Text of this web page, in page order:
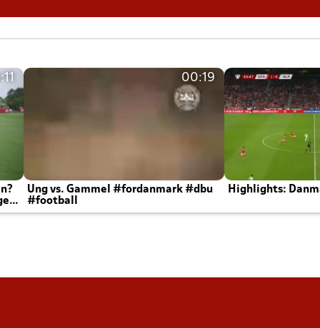
00:19
Ung vs. Gammel #fordanmark #dbu
#football
Highlights: